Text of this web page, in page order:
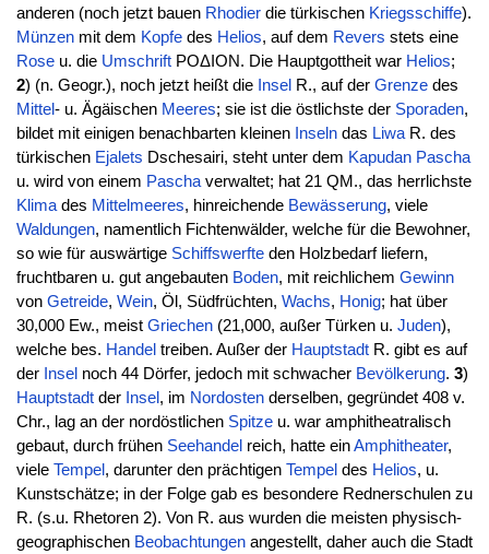
anderen (noch jetzt bauen Rhodierdie türkischen Kriegsschiffe).
Münzenmit dem Kopfedes Helios, auf dem Revers stets eine
Roseu. die UmschriftΡΟΔΙΟΝ. Die Hauptgottheit war Helios;
2) (n. Geogr.), noch jetzt heißt die Insel R., auf der Grenzedes
Mittel- u. Ägäischen Meeres; sie ist die östlichste der Sporaden,
bildet mit einigen benachbarten kleinen Inselndas LiwaR. des
türkischen Ejalets Dschesairi, steht unter dem Kapudan Pascha
u. wird von einem Paschaverwaltet; hat 21 QM., das herrlichste
Klimades Mittelmeeres, hinreichende Bewässerung, viele
Waldungen, namentlich Fichtenwälder, welche für die Bewohner,
so wie für auswärtige Schiffswerfteden Holzbedarf liefern,
fruchtbaren u. gut angebauten Boden, mit reichlichem Gewinn
von Getreide, Wein, Öl, Südfrüchten, Wachs, Honig; hat über
30,000 Ew., meist Griechen(21,000, außer Türken u. Juden),
welche bes. Handel treiben. Außer der HauptstadtR. gibt es auf
der Insel noch 44 Dörfer, jedoch mit schwacher Bevölkerung. 3)
Hauptstadtder Insel , im Nordostenderselben, gegründet 408 v.
Chr., lag an der nordöstlichen Spitzeu. war amphitheatralisch
gebaut, durch frühen Seehandel reich, hatte einAmphitheater,
viele Tempel , darunter den prächtigen Tempel des Helios, u.
Kunstschätze; in der Folge gab es besondere Rednerschulen zu
R. (s.u. Rhetoren 2). Von R. aus wurden die meisten physisch-
geographischen Beobachtungenangestellt, daher auch die Stadt